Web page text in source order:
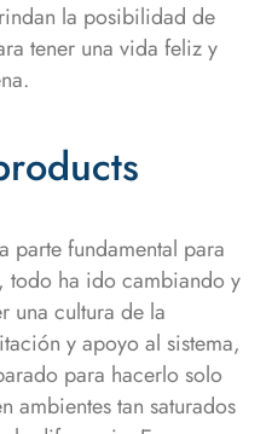
la posibilidad de
tener una vida feliz y
parte fundamental para
todo ha ido cambiando y
una cultura de la
y apoyo al sistema,
para hacerlo solo
ambientes tan saturados